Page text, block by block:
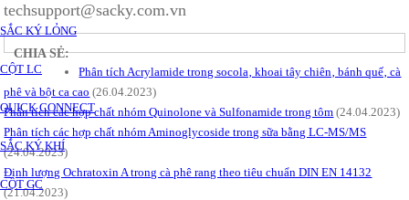
SẮC KÝ LỎNG
CỘT LC
QUICK CONNECT
SẮC KÝ KHÍ
CỘT GC
techsupport@sacky.com.vn
CHIA SẺ:
Phân tích Acrylamide trong socola‚ khoai tây chiên‚ bánh quế‚ cà
phê và bột ca cao (26.04.2023)
Phân tích các hợp chất nhóm Quinolone và Sulfonamide trong tôm (24.04.2023)
Phân tích các hợp chất nhóm Aminoglycoside trong sữa bằng LC-MS/MS
(24.04.2023)
Định lượng Ochratoxin A trong cà phê rang theo tiêu chuẩn DIN EN 14132
(21.04.2023)